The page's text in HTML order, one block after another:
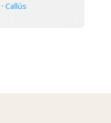
· Callús